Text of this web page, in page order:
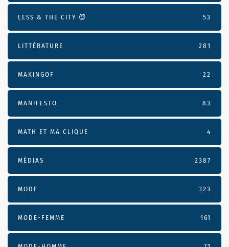
LESS & THE CITY 😈 53
LITTÉRATURE 281
MAKINGOF 22
MANIFESTO 83
MATH ET MA CLIQUE 4
MÉDIAS 2387
MODE 323
MODE-FEMME 161